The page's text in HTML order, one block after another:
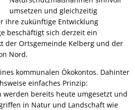
umsetzen und gleichzeitig
ihre zukünftige Entwicklung
beschäftigt sich derzeit ein
der Ortsgemeinde Kelberg und der
Nord.
kommunalen Ökokontos. Dahinter
einfaches Prinzip:
bereits heute umgesetzt und
in Natur und Landschaft wie